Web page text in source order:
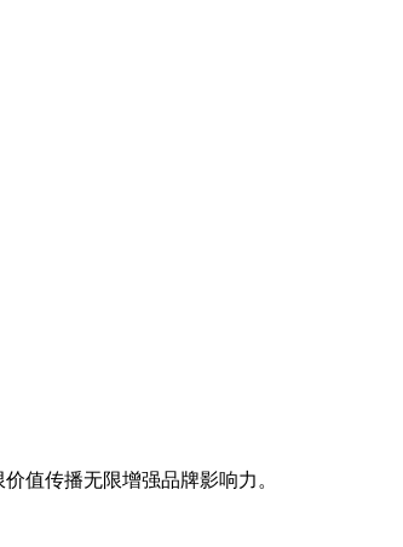
值传播无限增强品牌影响力。